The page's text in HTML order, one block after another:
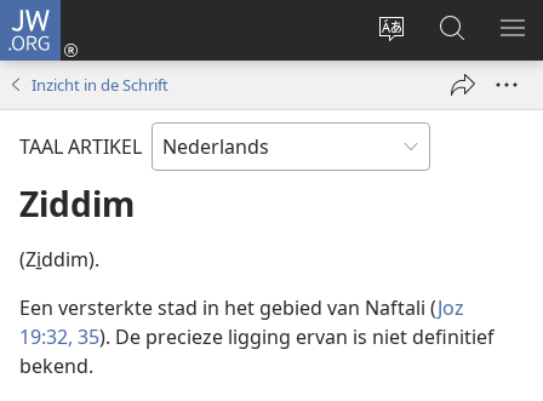
JW.ORG
Taal
wijzigen
Inloggen
(opent
Zoeken
op
JW.ORG
Inzicht in de Schrift
TAAL ARTIKEL
Ziddim
(Zi̱ddim).
Een versterkte stad in het gebied van Naftali (Joz
19:32, 35). De precieze ligging ervan is niet definitief
bekend.